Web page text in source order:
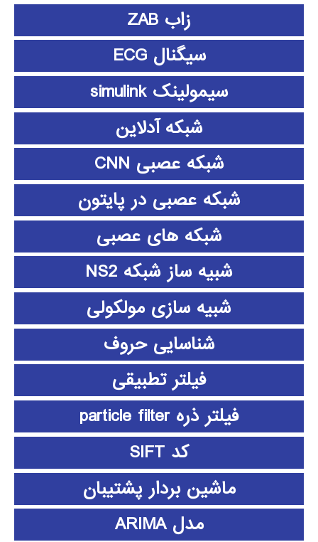
زاب ZAB
سیگنال ECG
سیمولینک simulink
شبکه آدلاین
شبکه عصبی CNN
شبکه عصبی در پایتون
شبکه های عصبی
شبیه ساز شبکه NS2
شبیه سازی مولکولی
شناسایی حروف
فیلتر تطبیقی
فیلتر ذره particle filter
کد SIFT
ماشین بردار پشتیبان
مدل ARIMA